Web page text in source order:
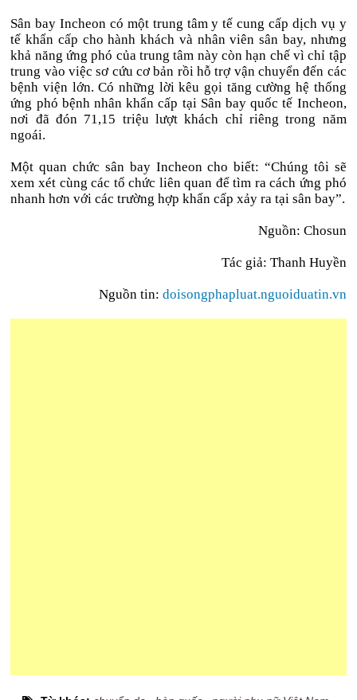
Sân bay Incheon có một trung tâm y tế cung cấp dịch vụ y
tế khẩn cấp cho hành khách và nhân viên sân bay, nhưng
khả năng ứng phó của trung tâm này còn hạn chế vì chỉ tập
trung vào việc sơ cứu cơ bản rồi hỗ trợ vận chuyển đến các
bệnh viện lớn. Có những lời kêu gọi tăng cường hệ thống
ứng phó bệnh nhân khẩn cấp tại Sân bay quốc tế Incheon,
nơi đã đón 71,15 triệu lượt khách chỉ riêng trong năm
ngoái.
Một quan chức sân bay Incheon cho biết: “Chúng tôi sẽ
xem xét cùng các tổ chức liên quan để tìm ra cách ứng phó
nhanh hơn với các trường hợp khẩn cấp xảy ra tại sân bay”.
Nguồn: Chosun
Tác giả: Thanh Huyền
Nguồn tin: doisongphapluat.nguoiduatin.vn